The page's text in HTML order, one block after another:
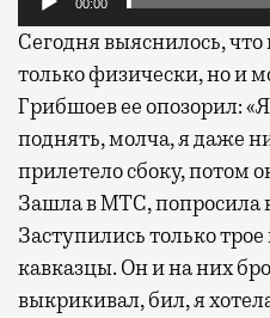
00:00
Сегодня выяснилось, что
только физически, но и
Грибшоев ее опозорил:
поднять, молча, я даже
прилетело сбоку, потом
Зашла в МТС, попросила
Заступились только
кавказцы. Он и на них
выкрикивал, бил, я